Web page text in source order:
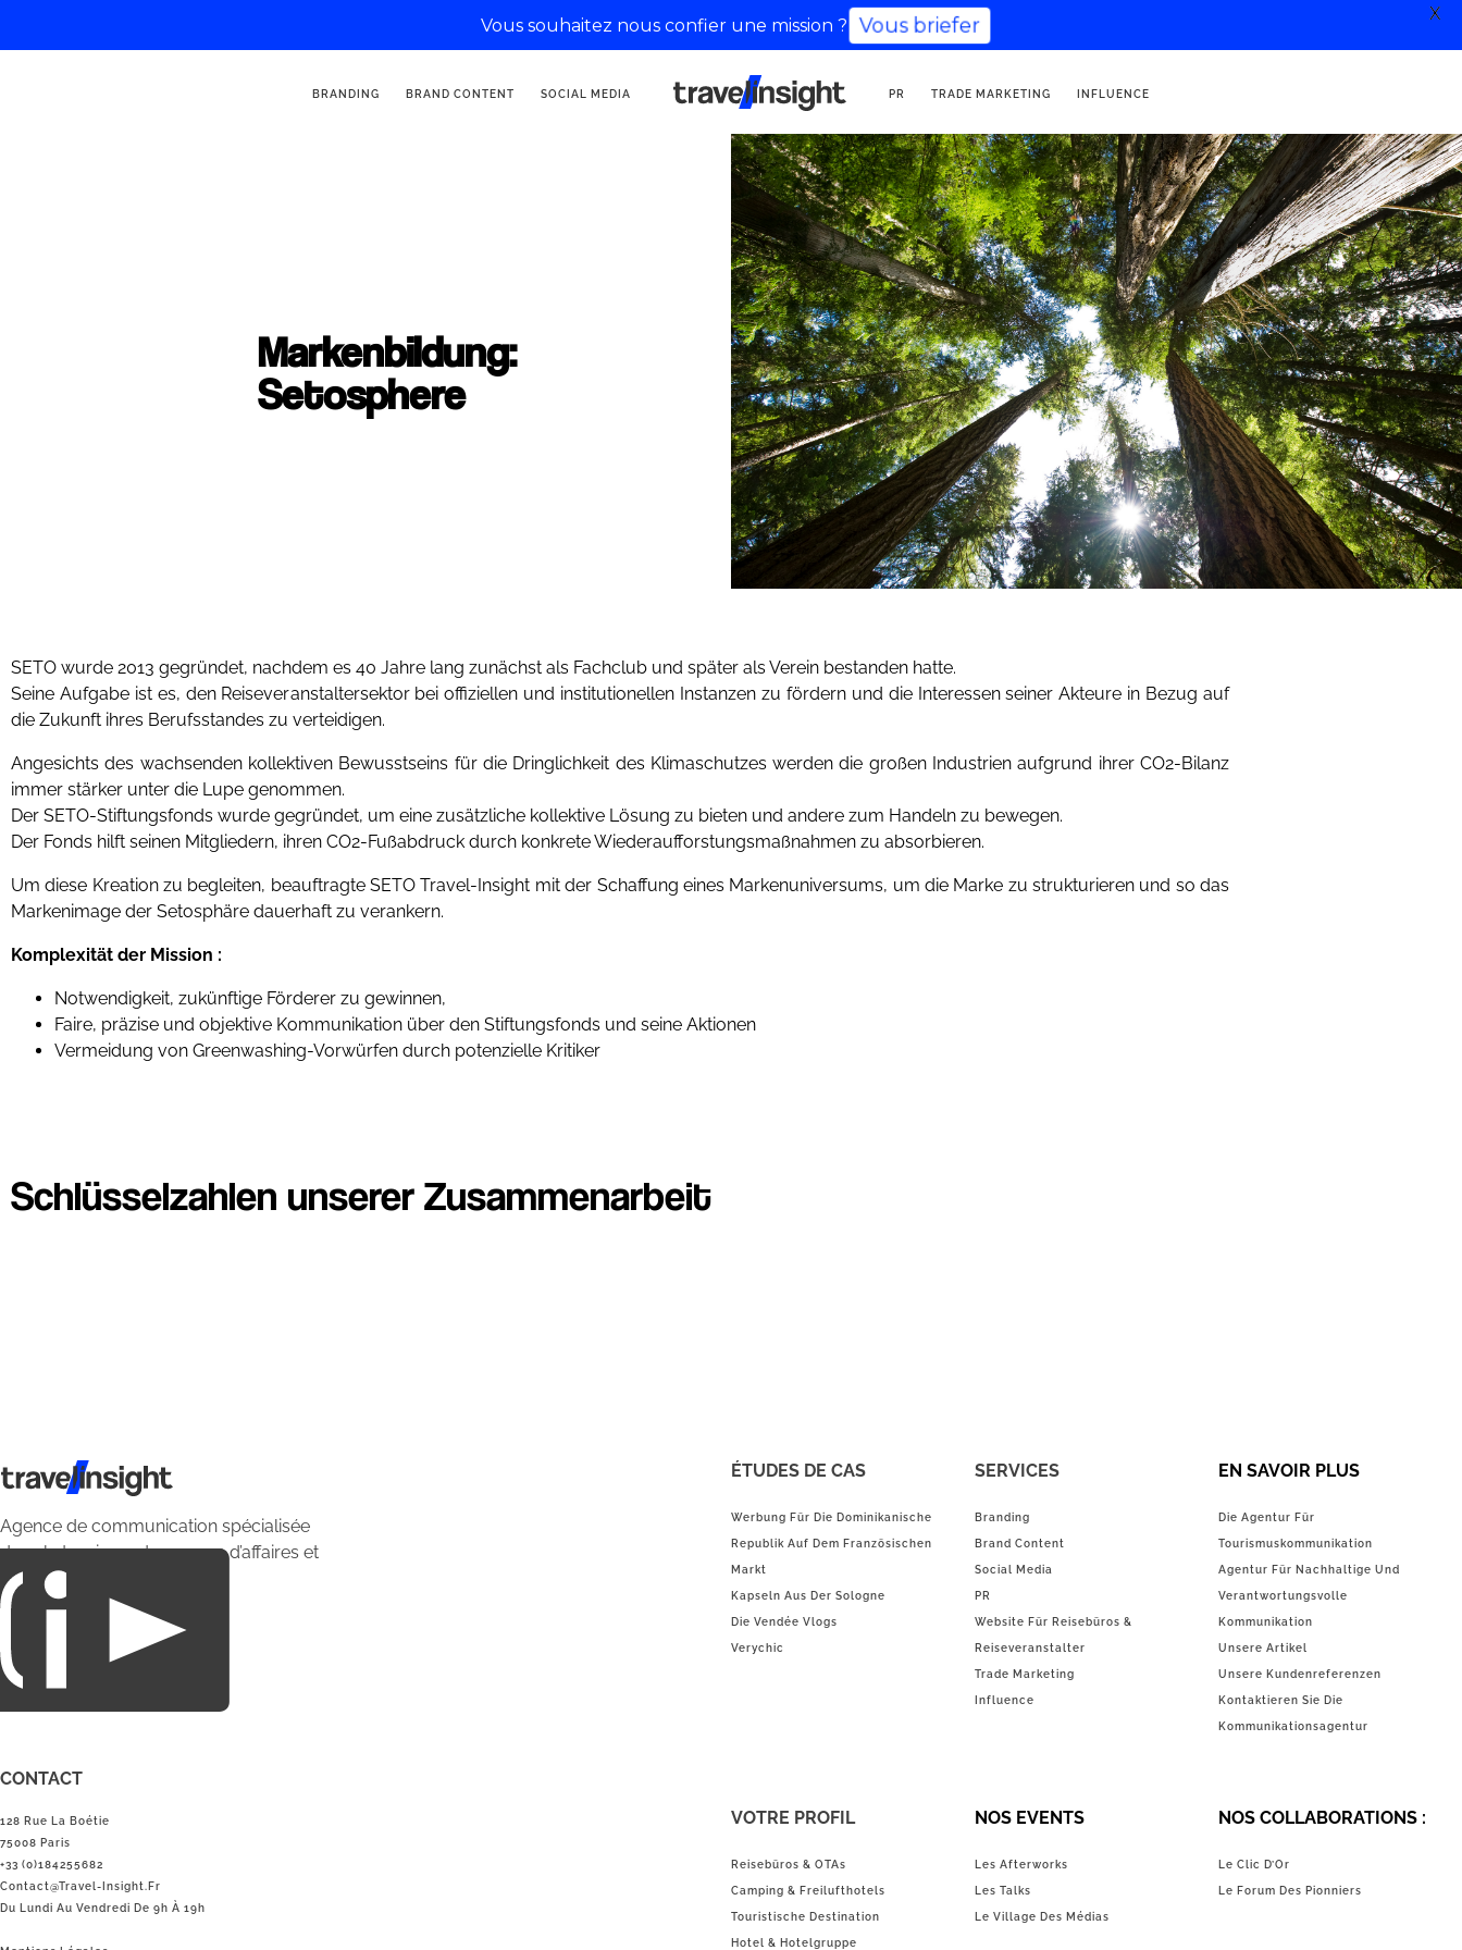
BRANDING BRAND CONTENT SOCIAL MEDIA
KOMMUNIKATIONSAGENTUR
FÜR TOURISMUS
PR TRADE MARKETING INFLUENCE
Markenbildung:
Setosphere
SETO wurde 2013 gegründet, nachdem es 40 Jahre lang zunächst als Fachclub und später als Verein bestanden hatte.
Seine Aufgabe ist es, den Reiseveranstaltersektor bei offiziellen und institutionellen Instanzen zu fördern und die Interessen seiner Akteure in Bezug auf
die Zukunft ihres Berufsstandes zu verteidigen.
Angesichts des wachsenden kollektiven Bewusstseins für die Dringlichkeit des Klimaschutzes werden die großen Industrien aufgrund ihrer CO2-Bilanz
immer stärker unter die Lupe genommen.
Der SETO-Stiftungsfonds wurde gegründet, um eine zusätzliche kollektive Lösung zu bieten und andere zum Handeln zu bewegen.
Der Fonds hilft seinen Mitgliedern, ihren CO2-Fußabdruck durch konkrete Wiederaufforstungsmaßnahmen zu absorbieren.
Um diese Kreation zu begleiten, beauftragte SETO Travel-Insight mit der Schaffung eines Markenuniversums, um die Marke zu strukturieren und so das
Markenimage der Setosphäre dauerhaft zu verankern.
Komplexität der Mission :
Notwendigkeit, zukünftige Förderer zu gewinnen,
Faire, präzise und objektive Kommunikation über den Stiftungsfonds und seine Aktionen
Vermeidung von Greenwashing-Vorwürfen durch potenzielle Kritiker
Schlüsselzahlen unserer Zusammenarbeit
Travel Insight
Agence de communication spécialisée
dans le tourisme du voyage d’affaires et
du loisirs.
CONTACT
128 Rue La Boétie
75008 Paris
+33 (0)184255682
Contact@Travel-Insight.fr
Du Lundi Au Vendredi De 9h À 19h
ÉTUDES DE CAS
Werbung Für Die Dominikanische
Republik Auf Dem Französischen
Markt
Kapseln Aus Der Sologne
Die Vendée Vlogs
Verychic
SERVICES
Branding
Brand Content
Social Media
PR
Website Für Reisebüros &
Reiseveranstalter
Trade Marketing
Influence
EN SAVOIR PLUS
Die Agentur Für
Tourismuskommunikation
Agentur Für Nachhaltige Und
Verantwortungsvolle
Kommunikation
Unsere Artikel
Unsere Kundenreferenzen
Kontaktieren Sie Die
Kommunikationsagentur
VOTRE PROFIL
Reisebüros & OTAs
Camping & Freilufthotels
Touristische Destination
Hotel & Hotelgruppe
NOS EVENTS
Les Afterworks
Les Talks
Le Village Des Médias
NOS COLLABORATIONS :
Le Clic D’Or
Le Forum Des Pionniers
Vous souhaitez nous confier une mission ? Vous briefer
X